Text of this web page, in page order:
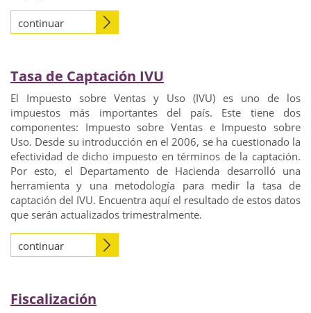
continuar
Tasa de Captación IVU
continuar
El Impuesto sobre Ventas y Uso (IVU) es uno de los
impuestos más importantes del país. Este tiene dos
componentes: Impuesto sobre Ventas e Impuesto sobre
Uso. Desde su introducción en el 2006, se ha cuestionado la
efectividad de dicho impuesto en términos de la captación.
Por esto, el Departamento de Hacienda desarrolló una
herramienta y una metodología para medir la tasa de
captación del IVU. Encuentra aquí el resultado de estos datos
que serán actualizados trimestralmente.
Fiscalización